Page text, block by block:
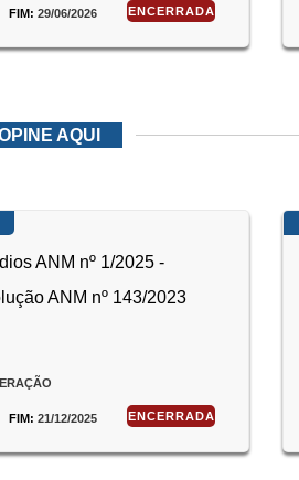
FIM: 29/06/2026 ENCERRADA
AQUI
ANM nº 1/2025 -
ANM nº 143/2023
FIM: 21/12/2025 ENCERRADA